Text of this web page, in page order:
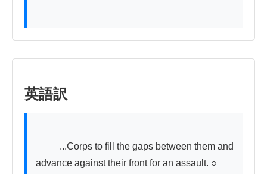
英語訳
advance against their front for an assault. ○